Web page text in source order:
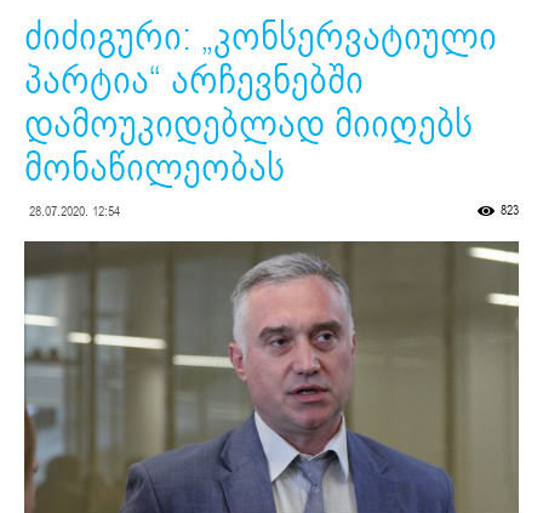
ძიძიგური: „კონსერვატიული
პარტია“ არჩევნებში
დამოუკიდებლად მიიღებს
მონაწილეობას
28.07.2020. 12:54 823